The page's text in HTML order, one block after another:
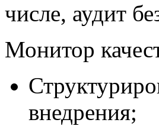
числе, аудит
Монитор
внедрения;